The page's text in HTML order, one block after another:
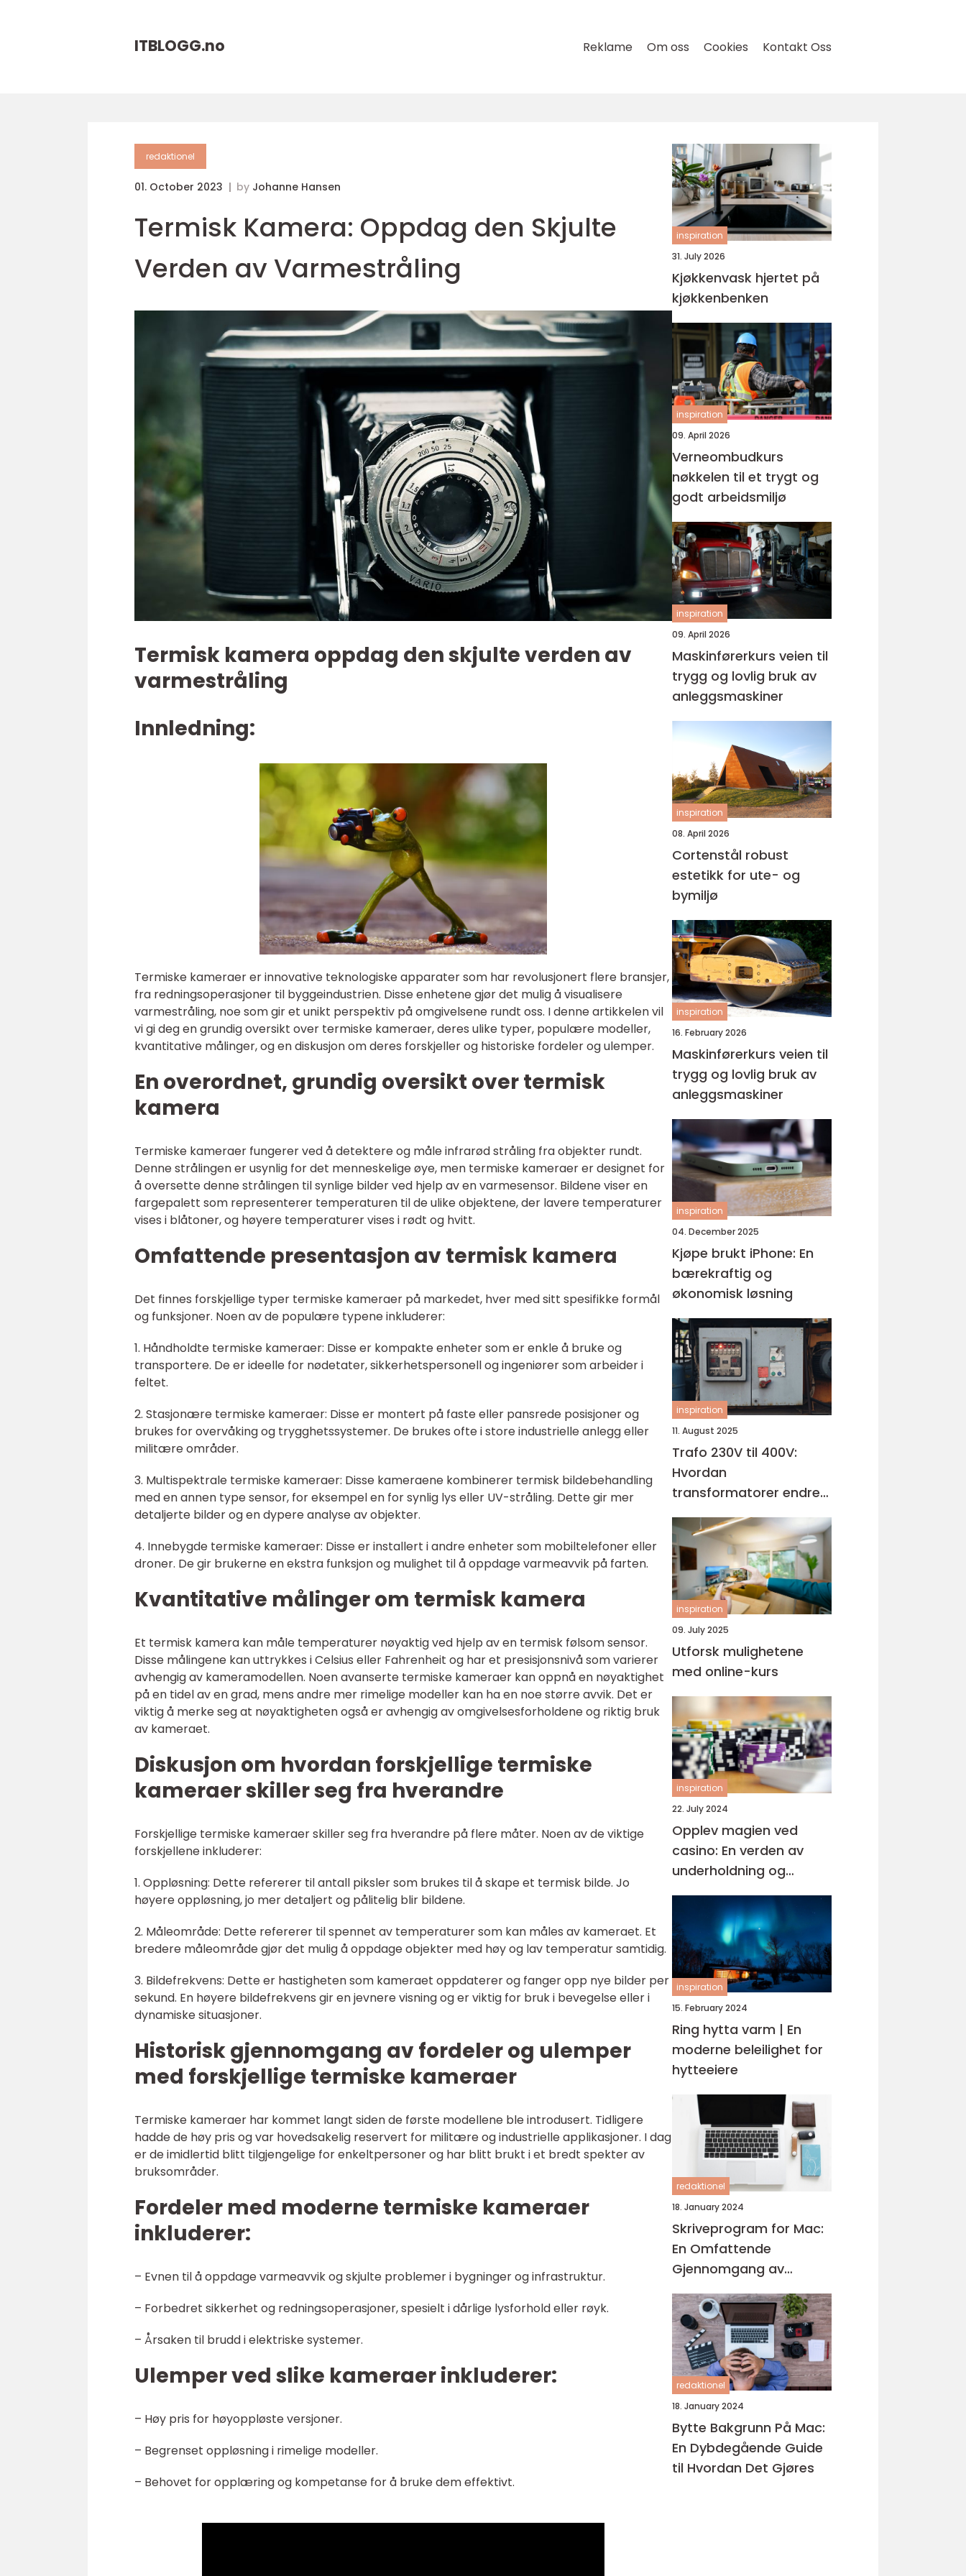
ITBLOGG.no Reklame Om oss Cookies Kontakt Oss
redaktionel
01. October 2023 by Johanne Hansen
Termisk Kamera: Oppdag den Skjulte
Verden av Varmestråling
Termisk kamera oppdag den skjulte verden av
varmestråling
Innledning:
Termiske kameraer er innovative teknologiske apparater som har revolusjonert flere bransjer,
fra redningsoperasjoner til byggeindustrien. Disse enhetene gjør det mulig å visualisere
varmestråling, noe som gir et unikt perspektiv på omgivelsene rundt oss. I denne artikkelen vil
vi gi deg en grundig oversikt over termiske kameraer, deres ulike typer, populære modeller,
kvantitative målinger, og en diskusjon om deres forskjeller og historiske fordeler og ulemper.
En overordnet, grundig oversikt over termisk
kamera
Termiske kameraer fungerer ved å detektere og måle infrarød stråling fra objekter rundt.
Denne strålingen er usynlig for det menneskelige øye, men termiske kameraer er designet for
å oversette denne strålingen til synlige bilder ved hjelp av en varmesensor. Bildene viser en
fargepalett som representerer temperaturen til de ulike objektene, der lavere temperaturer
vises i blåtoner, og høyere temperaturer vises i rødt og hvitt.
Omfattende presentasjon av termisk kamera
Det finnes forskjellige typer termiske kameraer på markedet, hver med sitt spesifikke formål
og funksjoner. Noen av de populære typene inkluderer:
1. Håndholdte termiske kameraer: Disse er kompakte enheter som er enkle å bruke og
transportere. De er ideelle for nødetater, sikkerhetspersonell og ingeniører som arbeider i
feltet.
2. Stasjonære termiske kameraer: Disse er montert på faste eller pansrede posisjoner og
brukes for overvåking og trygghetssystemer. De brukes ofte i store industrielle anlegg eller
militære områder.
3. Multispektrale termiske kameraer: Disse kameraene kombinerer termisk bildebehandling
med en annen type sensor, for eksempel en for synlig lys eller UV-stråling. Dette gir mer
detaljerte bilder og en dypere analyse av objekter.
4. Innebygde termiske kameraer: Disse er installert i andre enheter som mobiltelefoner eller
droner. De gir brukerne en ekstra funksjon og mulighet til å oppdage varmeavvik på farten.
Kvantitative målinger om termisk kamera
Et termisk kamera kan måle temperaturer nøyaktig ved hjelp av en termisk følsom sensor.
Disse målingene kan uttrykkes i Celsius eller Fahrenheit og har et presisjonsnivå som varierer
avhengig av kameramodellen. Noen avanserte termiske kameraer kan oppnå en nøyaktighet
på en tidel av en grad, mens andre mer rimelige modeller kan ha en noe større avvik. Det er
viktig å merke seg at nøyaktigheten også er avhengig av omgivelsesforholdene og riktig bruk
av kameraet.
Diskusjon om hvordan forskjellige termiske
kameraer skiller seg fra hverandre
Forskjellige termiske kameraer skiller seg fra hverandre på flere måter. Noen av de viktige
forskjellene inkluderer:
1. Oppløsning: Dette refererer til antall piksler som brukes til å skape et termisk bilde. Jo
høyere oppløsning, jo mer detaljert og pålitelig blir bildene.
2. Måleområde: Dette refererer til spennet av temperaturer som kan måles av kameraet. Et
bredere måleområde gjør det mulig å oppdage objekter med høy og lav temperatur samtidig.
3. Bildefrekvens: Dette er hastigheten som kameraet oppdaterer og fanger opp nye bilder per
sekund. En høyere bildefrekvens gir en jevnere visning og er viktig for bruk i bevegelse eller i
dynamiske situasjoner.
Historisk gjennomgang av fordeler og ulemper
med forskjellige termiske kameraer
Termiske kameraer har kommet langt siden de første modellene ble introdusert. Tidligere
hadde de høy pris og var hovedsakelig reservert for militære og industrielle applikasjoner. I dag
er de imidlertid blitt tilgjengelige for enkeltpersoner og har blitt brukt i et bredt spekter av
bruksområder.
Fordeler med moderne termiske kameraer
inkluderer:
– Evnen til å oppdage varmeavvik og skjulte problemer i bygninger og infrastruktur.
– Forbedret sikkerhet og redningsoperasjoner, spesielt i dårlige lysforhold eller røyk.
– Årsaken til brudd i elektriske systemer.
Ulemper ved slike kameraer inkluderer:
– Høy pris for høyoppløste versjoner.
– Begrenset oppløsning i rimelige modeller.
– Behovet for opplæring og kompetanse for å bruke dem effektivt.
inspiration
31. July 2026
Kjøkkenvask hjertet på
kjøkkenbenken
inspiration
09. April 2026
Verneombudkurs
nøkkelen til et trygt og
godt arbeidsmiljø
inspiration
09. April 2026
Maskinførerkurs veien til
trygg og lovlig bruk av
anleggsmaskiner
inspiration
08. April 2026
Cortenstål robust
estetikk for ute- og
bymiljø
inspiration
16. February 2026
Maskinførerkurs veien til
trygg og lovlig bruk av
anleggsmaskiner
inspiration
04. December 2025
Kjøpe brukt iPhone: En
bærekraftig og
økonomisk løsning
inspiration
11. August 2025
Trafo 230V til 400V:
Hvordan
transformatorer endrer
spenningen
inspiration
09. July 2025
Utforsk mulighetene
med online-kurs
inspiration
22. July 2024
Opplev magien ved
casino: En verden av
underholdning og
muligheter
inspiration
15. February 2024
Ring hytta varm | En
moderne beleilighet for
hytteeiere
redaktionel
18. January 2024
Skriveprogram for Mac:
En Omfattende
Gjennomgang av
Produktene på
Markedet
redaktionel
18. January 2024
Bytte Bakgrunn På Mac:
En Dybdegående Guide
til Hvordan Det Gjøres